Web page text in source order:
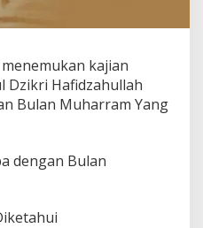
kajian
Dzikri Hafidzahullah
Bulan Muharram Yang
dengan Bulan